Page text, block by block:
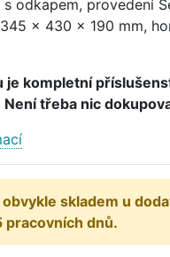
odkapem, provedení
x 430 x 190 mm,
je kompletní
třeba nic
skladem u
pracovních dnů.